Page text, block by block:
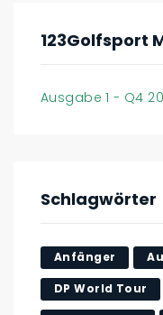
123Golfsport
Ausgabe 1 - Q4
Schlagwörter
Anfänger
DP World Tour